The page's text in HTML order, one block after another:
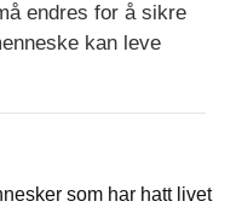
endres for å sikre
kan leve
som har hatt livet